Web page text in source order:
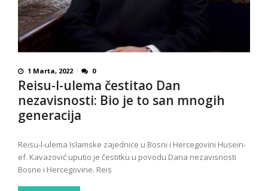
1 Marta, 2022 0
Reisu-l-ulema čestitao Dan
nezavisnosti: Bio je to san mnogih
generacija
Reisu-l-ulema Islamske zajednice u Bosni i Hercegovini Husein-
ef. Kavazović uputio je čestitku u povodu Dana nezavisnosti
Bosne i Hercegovine. Reis